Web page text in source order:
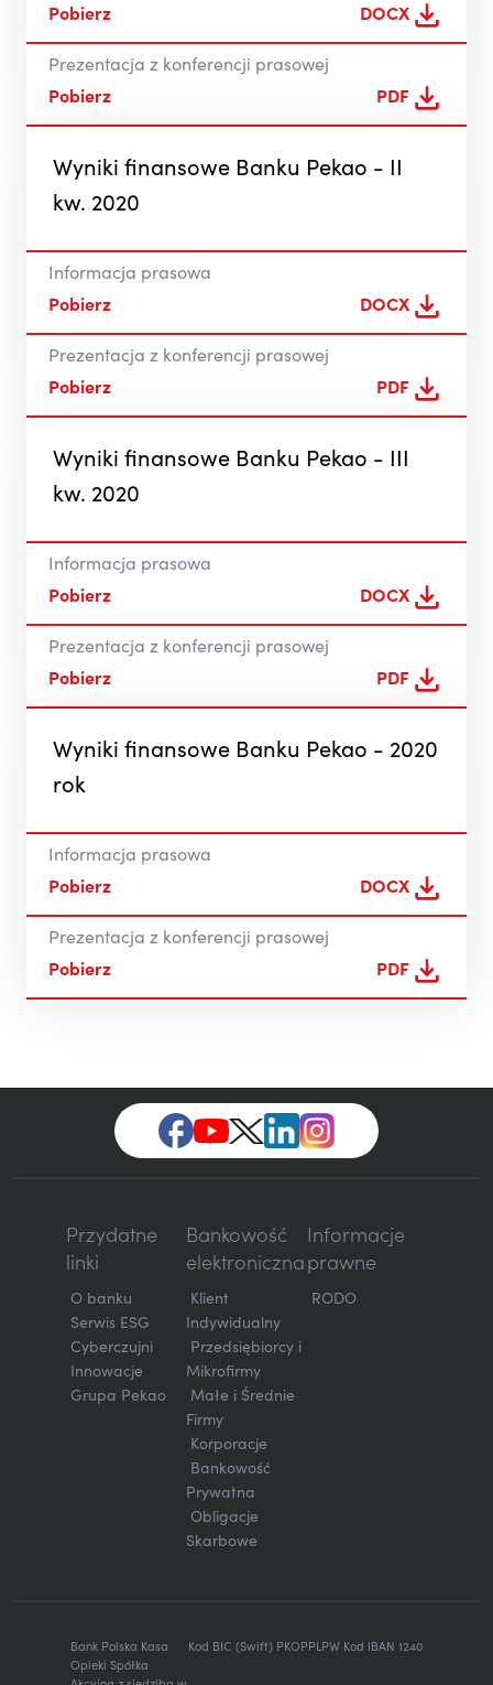
Pobierz
DOCX
Prezentacja z konferencji prasowej
Pobierz
PDF
Wyniki finansowe Banku Pekao - II
kw. 2020
Informacja prasowa
Pobierz
DOCX
Prezentacja z konferencji prasowej
Pobierz
PDF
Wyniki finansowe Banku Pekao - III
kw. 2020
Informacja prasowa
Pobierz
DOCX
Prezentacja z konferencji prasowej
Pobierz
PDF
Wyniki finansowe Banku Pekao - 2020
rok
Informacja prasowa
Pobierz
DOCX
Prezentacja z konferencji prasowej
Pobierz
PDF
Przydatne
linki
O banku
Serwis ESG
Cyberczujni
Innowacje
Grupa Pekao
Bankowość
elektroniczna
Klient
Indywidualny
Przedsiębiorcy i
Mikrofirmy
Małe i Średnie
Firmy
Korporacje
Bankowość
Prywatna
Obligacje
Skarbowe
Informacje
prawne
RODO
Bank Polska Kasa
Opieki Spółka
Kod BIC (Swift) PKOPPLPW Kod IBAN 1240